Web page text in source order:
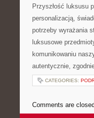
Przyszłość luksusu
personalizacją,
potrzeby wyrażania
luksusowe
komunikowaniu
autentycznie,
CATEGORIES:
Comments are